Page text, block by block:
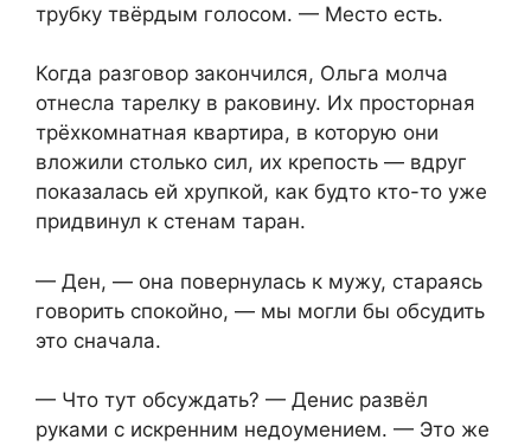
трубку твёрдым голосом. — Место есть.
Когда разговор закончился, Ольга молча
отнесла тарелку в раковину. Их просторная
трёхкомнатная квартира, в которую они
вложили столько сил, их крепость — вдруг
показалась ей хрупкой, как будто кто-то уже
придвинул к стенам таран.
— Ден, — она повернулась к мужу, стараясь
говорить спокойно, — мы могли бы обсудить
это сначала.
— Что тут обсуждать? — Денис развёл
руками с искренним недоумением. — Это же